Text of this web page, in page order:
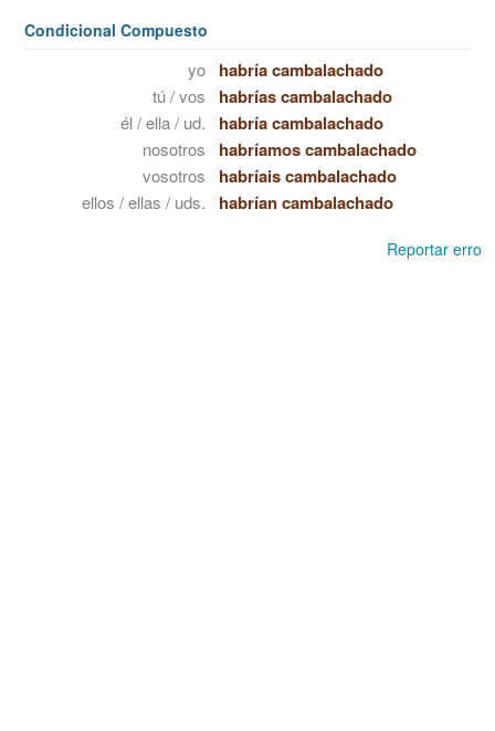
Condicional Compuesto
yo habría cambalachado
tú / vos habrías cambalachado
él / ella / ud. habría cambalachado
nosotros habríamos cambalachado
vosotros habríais cambalachado
ellos / ellas / uds. habrían cambalachado
Reportar erro